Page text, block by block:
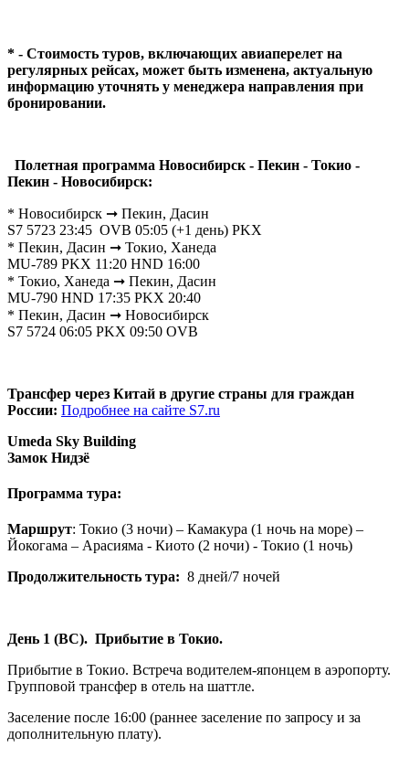
* - Стоимость туров, включающих авиаперелет на
регулярных рейсах, может быть изменена, актуальную
информацию уточнять у менеджера направления при
бронировании.
Полетная программа Новосибирск - Пекин - Токио -
Пекин - Новосибирск:
* Новосибирск ➞ Пекин, Дасин
S7 5723 23:45 OVB 05:05 (+1 день) PKX
* Пекин, Дасин ➞ Токио, Ханеда
MU-789 PKX 11:20 HND 16:00
* Токио, Ханеда ➞ Пекин, Дасин
MU-790 HND 17:35 PKX 20:40
* Пекин, Дасин ➞ Новосибирск
S7 5724 06:05 PKX 09:50 OVB
Трансфер через Китай в другие страны для граждан
России: Подробнее на сайте S7.ru
Umeda Sky Building
Замок Нидзё
Программа тура:
Маршрут: Токио (3 ночи) – Камакура (1 ночь на море) –
Йокогама – Арасияма - Киото (2 ночи) - Токио (1 ночь)
Продолжительность тура: 8 дней/7 ночей
День 1 (ВС). Прибытие в Токио.
Прибытие в Токио. Встреча водителем-японцем в аэропорту.
Групповой трансфер в отель на шаттле.
Заселение после 16:00 (раннее заселение по запросу и за
дополнительную плату).